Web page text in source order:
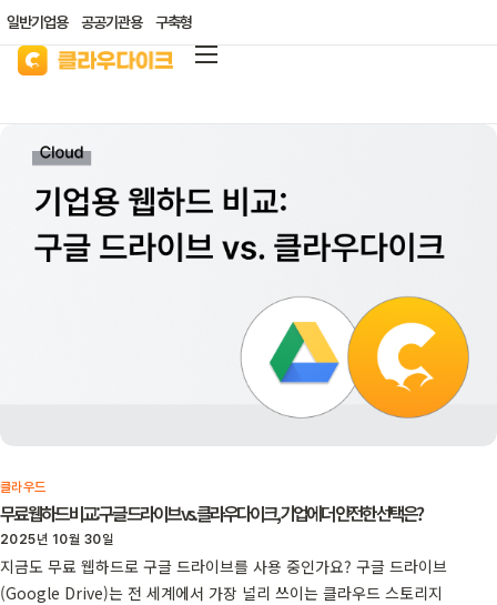
일반기업용 공공기관용 구축형
리소스/자료실
산업별 솔루션
클라우드
무료 웹하드 비교: 구글 드라이브 vs. 클라우다이크, 기업에 더 안전한 선택은?
2025년 10월 30일
지금도 무료 웹하드로 구글 드라이브를 사용 중인가요? 구글 드라이브
(Google Drive)는 전 세계에서 가장 널리 쓰이는 클라우드 스토리지